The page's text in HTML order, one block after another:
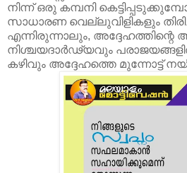
നിന്ന് ഒരു കമ്പനി
സാധാരണ വെല്ലുവിളികളും
എന്നിരുന്നാലും,
നിശ്ചയദാർഢ്യവും
കഴിവും അദ്ദേഹത്തെ മുന്നോട്ട്